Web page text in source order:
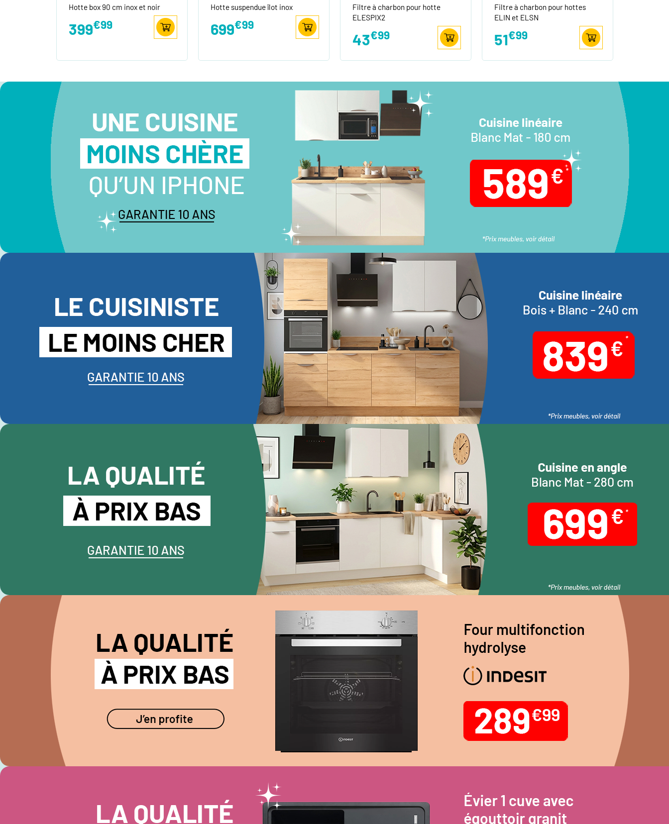
Hotte box 90 cm inox et noir
399€99
Hotte suspendue îlot inox
699€99
Filtre à charbon pour hotte
ELESPIX2
43€99
Filtre à charbon pour hottes
ELIN et ELSN
51€99